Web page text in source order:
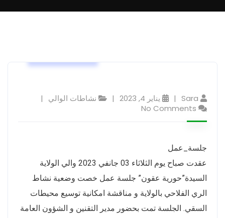
Sara يناير 4, 2023
نشاطات الوالي
No Comments
جلسة_عمل
عقدت صباح يوم الثلاثاء 03 جانفي 2023 والي الولاية
السيدة”حورية عقون” جلسة عمل خصت وضعية نشاط
الري الفلاحي بالولاية و مناقشة امكانية توسيع محيطات
السقي. الجلسة تمت بحضور مدير التقنين و الشؤون العامة